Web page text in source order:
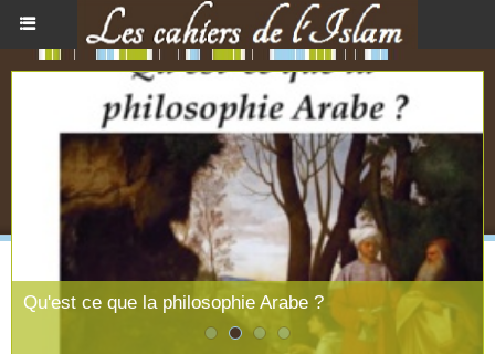
Qu'est ce que la philosophie Arabe ?